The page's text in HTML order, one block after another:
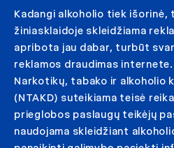
Kadangi alkoholio tiek išorinė,
žiniasklaidoje skleidžiama
apribota jau dabar, turbūt
reklamos draudimas internete.
Narkotikų, tabako ir alkoholio
(NTAKD) suteikiama teisė
prieglobos paslaugų teikėjų
naudojama skleidžiant